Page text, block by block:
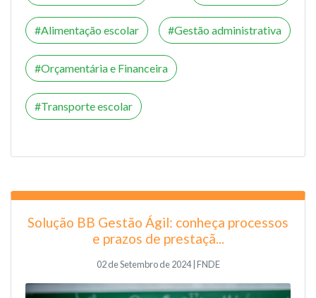
Alimentação escolar Gestão administrativa
Orçamentária e Financeira
Transporte escolar
Solução BB Gestão Ágil: conheça processos
e prazos de prestaçã...
02 de Setembro de 2024 | FNDE